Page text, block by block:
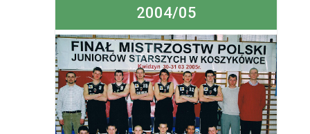
2004/05